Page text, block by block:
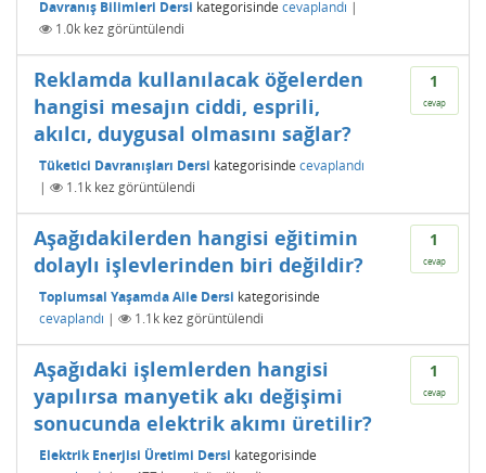
Davranış Bilimleri Dersi kategorisinde cevaplandı |
1.0k kez görüntülendi
1
cevap
Reklamda kullanılacak öğelerden
hangisi mesajın ciddi, esprili,
akılcı, duygusal olmasını sağlar?
Tüketici Davranışları Dersi kategorisinde cevaplandı
|
1.1k kez görüntülendi
1
cevap
Aşağıdakilerden hangisi eğitimin
dolaylı işlevlerinden biri değildir?
Toplumsal Yaşamda Aile Dersi kategorisinde
cevaplandı | 1.1k kez görüntülendi
1
cevap
Aşağıdaki işlemlerden hangisi
yapılırsa manyetik akı değişimi
sonucunda elektrik akımı üretilir?
Elektrik Enerjisi Üretimi Dersi kategorisinde